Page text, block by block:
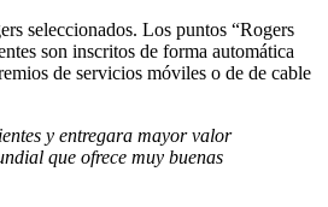
seleccionados. Los puntos “Rogers
son inscritos de forma automática
de servicios móviles o de de cable
y entregara mayor valor
que ofrece muy buenas